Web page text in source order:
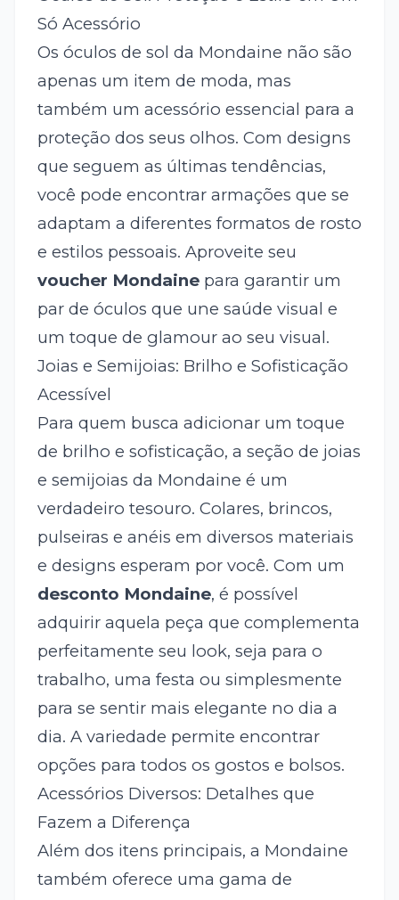
Só Acessório
Os óculos de sol da Mondaine não são
apenas um item de moda, mas
também um acessório essencial para a
proteção dos seus olhos. Com designs
que seguem as últimas tendências,
você pode encontrar armações que se
adaptam a diferentes formatos de rosto
e estilos pessoais. Aproveite seu
voucher Mondainepara garantir um
par de óculos que une saúde visual e
um toque de glamour ao seu visual.
Joias e Semijoias: Brilho e Sofisticação
Acessível
Para quem busca adicionar um toque
de brilho e sofisticação, a seção de joias
e semijoias da Mondaine é um
verdadeiro tesouro. Colares, brincos,
pulseiras e anéis em diversos materiais
e designs esperam por você. Com um
desconto Mondaine, é possível
adquirir aquela peça que complementa
perfeitamente seu look, seja para o
trabalho, uma festa ou simplesmente
para se sentir mais elegante no dia a
dia. A variedade permite encontrar
opções para todos os gostos e bolsos.
Acessórios Diversos: Detalhes que
Fazem a Diferença
Além dos itens principais, a Mondaine
também oferece uma gama de